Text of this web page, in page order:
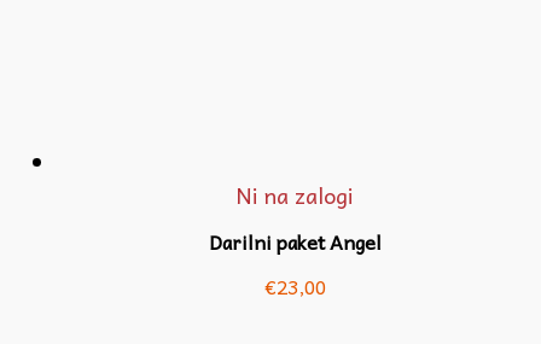
Ni na zalogi
Darilni paket Angel
€23,00